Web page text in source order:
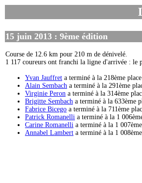
15 juin 2013 : 9ème édition
Course de 12.6 km pour 210 m de dénivelé.
1 117 coureurs ont franchi la ligne d'arrivée :
Yvan Jauffret a terminé à la 218ème
Alain Sembach a terminé à la 291ème
Virginie Peron a terminé à la 314ème
Brigitte Sembach a terminé à la 633ème
Fabrice Bicego a terminé à la 711ème
Patrick Romanelli a terminé à la 1
Carine Romanelli a terminé à la 1
Annabel Lambert a terminé à la 1